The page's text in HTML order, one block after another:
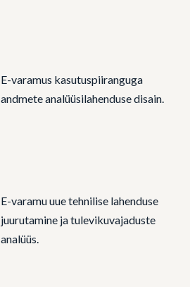
E-varamus kasutuspiiranguga
andmete analüüsilahenduse disain.
E-varamu uue tehnilise lahenduse
juurutamine ja tulevikuvajaduste
analüüs.